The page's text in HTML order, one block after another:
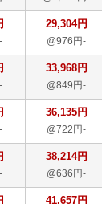
29,304円
@976円-
33,968円
@849円-
36,135円
@722円-
38,214円
@636円-
41,657円